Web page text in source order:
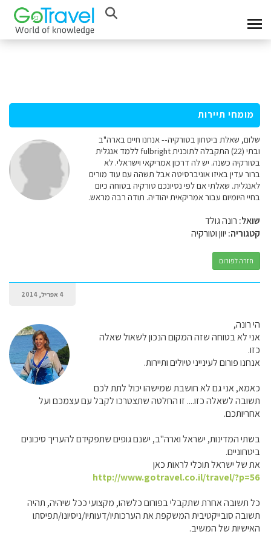
מומחי תיירות
שלום, שאלת ביטחון בטורקיה-- אנחנו חיים בארה"ב
ובתי (22) התקבלה לתוכנית fulbright ללמד אנגלית
בטורקיה כשנה. יש לה דרכון אמריקאי וישראלי. לא
ברור עדין באיזו אוניברסיטה אבל תשהה עם עוד מורים
לאנגלית. שאלתי אם לפי נסיונכם טורקיה בטוחה כיום
בחיי היומיום עבור אמריקאית יהודיה. תודה רבה מראש.
שואל: רונה גולד
קטגוריה: יוון וטורקיה
חזרה לפורום
4 אפריל, 2014
הי רונה,
אני לא בטוחה שזה המקום הנכון לשאול שאלה
כזו.
אנחנו פורום לעינייני טיולים ותיירות.
כאמא, אני גם לא חושבת שמישהו יכול לתת לכם
תשובה לשאלה כזו.... זו החלטה שתצטרכו לקבל עם עצמכם ועל
אחריותכם.
בשתי המדינות, ישראל וארה"ב, ישנם גופים שתפקידם להעריך סיכונים
ביטחוניים.
את של ישראל תוכלי לראות כאן
http://www.gotravel.co.il/travel/?p=56
כל תשובה אחרת שתקבלי בפורום כלשהו, מקצועי ככל שיהיה, תהיה
תשובה סובייקטיבית המשקפת את הערכותיו/דעותיו/ניסיונו/תפיסתו
האישיות של המשיב.